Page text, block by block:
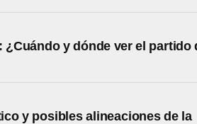
y dónde ver el partido
y posibles alineaciones de la